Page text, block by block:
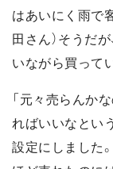
はあいにく雨で
田さん）そうだ
いながら買って
「元々売らんか
ればいいなとい
設定にしました